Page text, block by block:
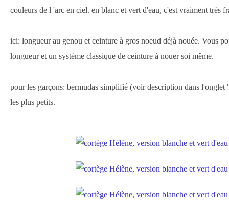
couleurs de l 'arc en ciel. en blanc et vert d'eau, c'est vraiment très
ici: longueur au genou et ceinture à gros noeud déjà nouée. Vous
longueur et un système classique de ceinture à nouer soi même.
pour les garçons: bermudas simplifié (voir description dans
les plus petits.